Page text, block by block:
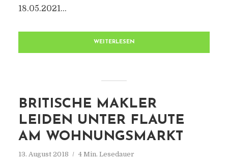
18.05.2021...
WEITERLESEN
BRITISCHE MAKLER
LEIDEN UNTER FLAUTE
AM WOHNUNGSMARKT
13. August 2018 4 Min. Lesedauer